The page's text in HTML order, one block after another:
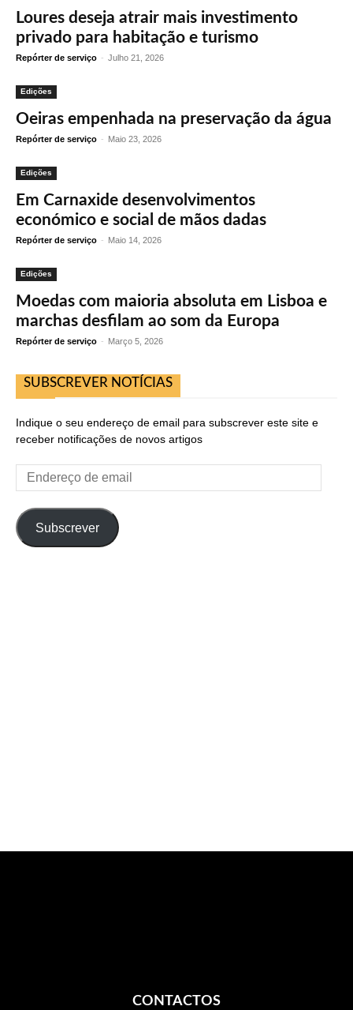
Loures deseja atrair mais investimento
privado para habitação e turismo
Repórter de serviço - Julho 21, 2026
Edições
Oeiras empenhada na preservação da água
Repórter de serviço - Maio 23, 2026
Edições
Em Carnaxide desenvolvimentos
económico e social de mãos dadas
Repórter de serviço - Maio 14, 2026
Edições
Moedas com maioria absoluta em Lisboa e
marchas desfilam ao som da Europa
Repórter de serviço - Março 5, 2026
SUBSCREVER NOTÍCIAS
Indique o seu endereço de email para subscrever este site e
receber notificações de novos artigos
Endereço
de
Subscrever
CONTACTOS